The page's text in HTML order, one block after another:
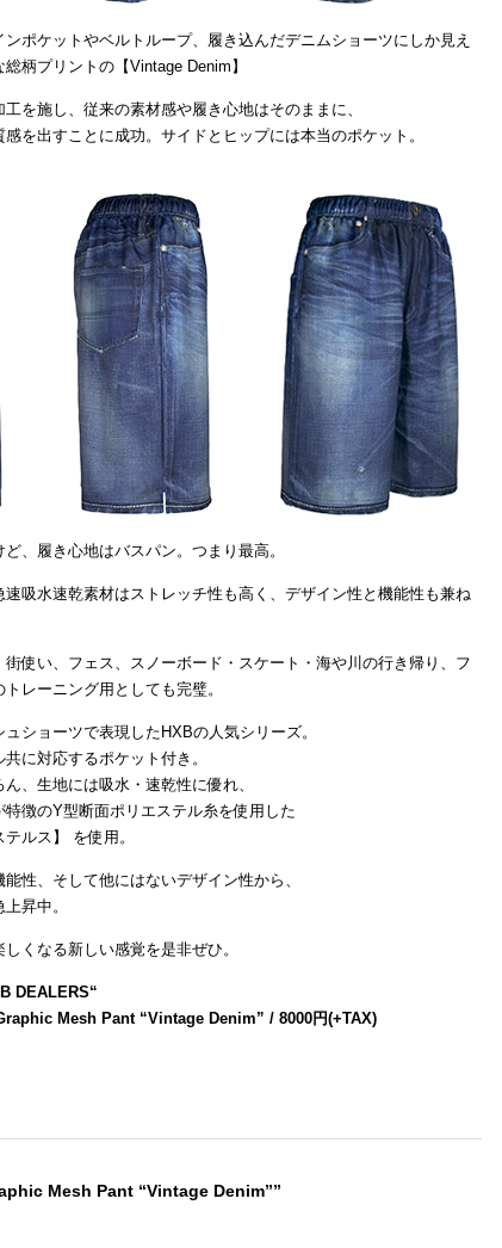
ポケットやベルトループ、履き込んだデニムショーツにしか見え
柄プリントの【Vintage Denim】
を施し、従来の素材感や履き心地はそのままに、
を出すことに成功。サイドとヒップには本当のポケット。
、履き心地はバスパン。つまり最高。
吸水速乾素材はストレッチ性も高く、デザイン性と機能性も兼ね
使い、フェス、スノーボード・スケート・海や川の行き帰り、フ
レーニング用としても完璧。
ショーツで表現したHXBの人気シリーズ。
に対応するポケット付き。
、生地には吸水・速乾性に優れ、
徴のY型断面ポリエステル糸を使用した
テルス】 を使用。
性、そして他にはないデザイン性から、
昇中。
くなる新しい感覚を是非ぜひ。
DEALERS“
Mesh Pant “Vintage Denim” / 8000円(+TAX)
Mesh Pant “Vintage Denim””